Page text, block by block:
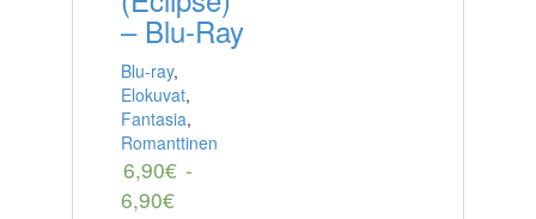
– Blu-Ray
Blu-ray,
Elokuvat,
Fantasia,
Romanttinen
6,90€ -
6,90€